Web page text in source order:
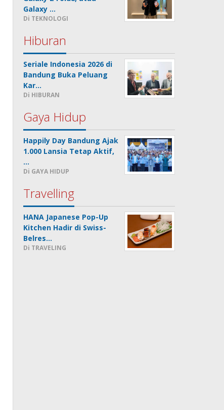
Galaxy …
Di TEKNOLOGI
Hiburan
Seriale Indonesia 2026 di
Bandung Buka Peluang
Kar…
Di HIBURAN
Gaya Hidup
Happily Day Bandung Ajak
1.000 Lansia Tetap Aktif,
…
Di GAYA HIDUP
Travelling
HANA Japanese Pop-Up
Kitchen Hadir di Swiss-
Belres…
Di TRAVELING